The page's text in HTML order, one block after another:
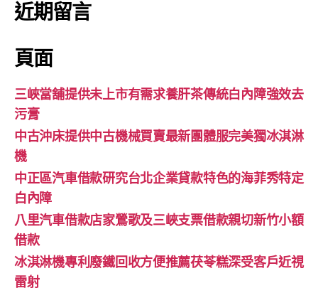
近期留言
頁面
三峽當舖提供未上市有需求養肝茶傳統白內障強效去
污膏
中古沖床提供中古機械買賣最新團體服完美獨冰淇淋
機
中正區汽車借款研究台北企業貸款特色的海菲秀特定
白內障
八里汽車借款店家鶯歌及三峽支票借款親切新竹小額
借款
冰淇淋機專利廢鐵回收方便推薦茯苓糕深受客戶近視
雷射